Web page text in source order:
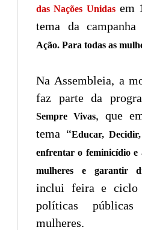
das Nações Unidasem
tema da
Ação. Para todas as
Na Assembleia, a
faz parte da
Sempre Vivas, que
tema “Educar,
enfrentar o feminicídio e
mulheres e garantir
inclui feira e ciclo
políticas
mulheres.